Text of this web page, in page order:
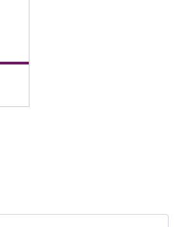
cujas contribuições são o alicerce
na realização desta obra. Esperamos que
pesquisadores e profissionais
uma leitura proveitosa e enriquecedora!